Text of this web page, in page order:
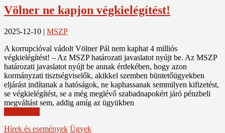
Völner ne kapjon végkielégítést!
2025-12-10 | MSZP
A korrupcióval vádolt Völner Pál nem kaphat 4 milliós
végkielégítést! – Az MSZP határozati javaslatot nyújt be. Az MSZP
határozati javaslatot nyújt be annak érdekében, hogy azon
kormányzati tisztségviselők, akikkel szemben büntetőügyekben
eljárást indítanak a hatóságok, ne kaphassanak semmilyen kifizetést,
se végkielégítést, se a még meglévő szabadnapokért járó pénzbeli
megváltást sem, addig amíg az ügyükben
Hírek és események Ügyek